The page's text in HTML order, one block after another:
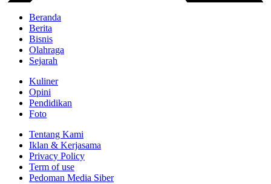
Beranda
Berita
Bisnis
Olahraga
Sejarah
Kuliner
Opini
Pendidikan
Foto
Tentang Kami
Iklan & Kerjasama
Privacy Policy
Term of use
Pedoman Media Siber